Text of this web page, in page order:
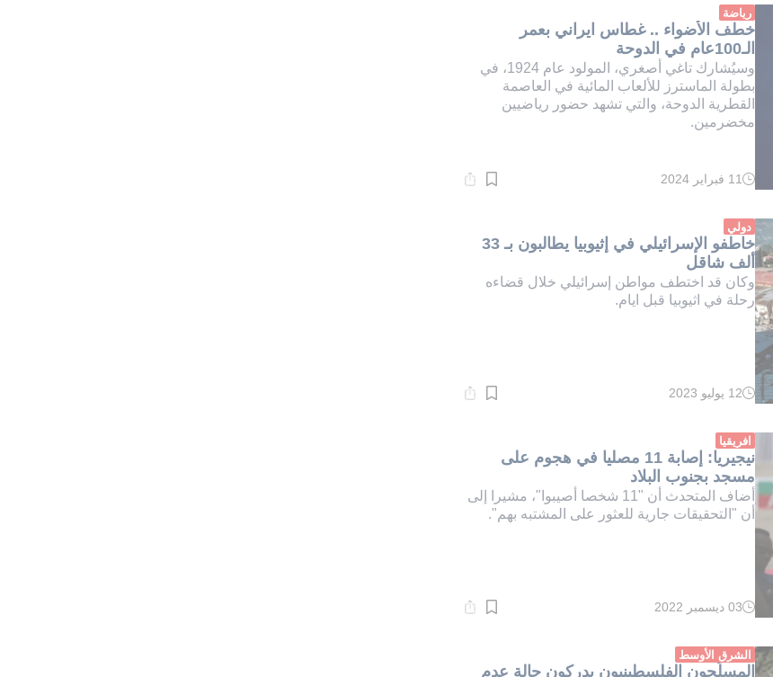
دقيقة.
رياضة
خطف الأضواء .. غطاس ايراني بعمر
الـ100عام في الدوحة
وسيُشارك تاغي أصغري، المولود عام 1924، في
بطولة الماسترز للألعاب المائية في العاصمة
القطرية الدوحة، والتي تشهد حضور رياضيين
مخضرمين.
وقت
دقيقة.
11 فبراير 2024
دولي
خاطفو الإسرائيلي في إثيوبيا يطالبون بـ 33
ألف شاقل
وكان قد اختطف مواطن إسرائيلي خلال قضاءه
رحلة في اثيوبيا قبل ايام.
وقت
دقيقة.
12 يوليو 2023
افريقيا
نيجيريا: إصابة 11 مصليا في هجوم على
مسجد بجنوب البلاد
أضاف المتحدث أن "11 شخصا أصيبوا"، مشيرا إلى
أن "التحقيقات جارية للعثور على المشتبه بهم".
وقت
دقيقة.
03 ديسمبر 2022
الشرق الأوسط
المسلّحون الفلسطينيون يدركون حالة عدم